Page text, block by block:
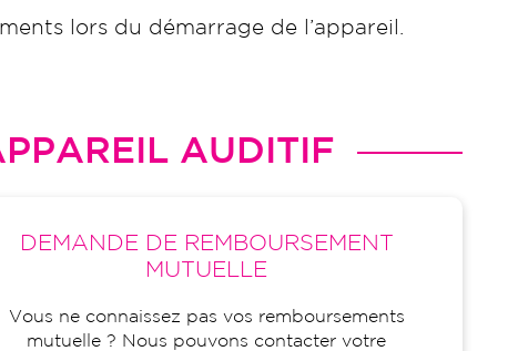
lors du démarrage de l’appareil.
AUDITIF
DEMANDE DE REMBOURSEMENT
MUTUELLE
Vous ne connaissez pas vos remboursements
mutuelle ? Nous pouvons contacter votre